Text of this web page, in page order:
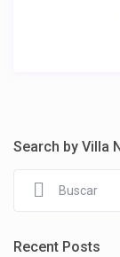
Search by Villa
Recent Posts